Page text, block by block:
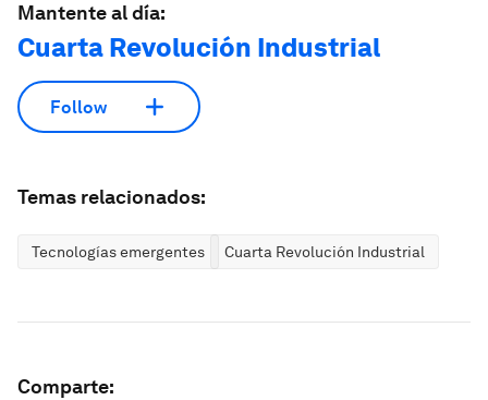
Mantente al día:
Cuarta Revolución Industrial
Follow
Temas relacionados:
Tecnologías emergentes Cuarta Revolución Industrial
Comparte: